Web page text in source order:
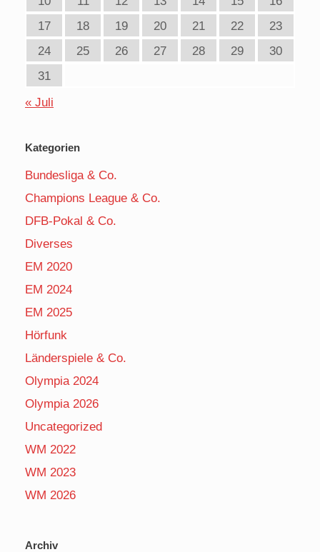
17
18 19 20 21 22
23
24
25 26 27 28 29
30
31
« Juli
Kategorien
Bundesliga & Co.
Champions League & Co.
DFB-Pokal & Co.
Diverses
EM 2020
EM 2024
EM 2025
Hörfunk
Länderspiele & Co.
Olympia 2024
Olympia 2026
Uncategorized
WM 2022
WM 2023
WM 2026
Archiv